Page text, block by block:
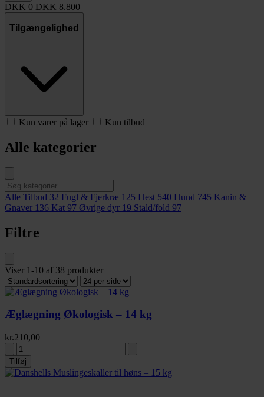
DKK 0 DKK 8.800
Tilgængelighed
Kun varer på lager Kun tilbud
Alle kategorier
Alle Tilbud 32 Fugl & Fjerkræ 125 Hest 540 Hund 745 Kanin &
Gnaver 136 Kat 97 Øvrige dyr 19 Stald/fold 97
Filtre
Viser 1-10 af 38 produkter
Æglægning Økologisk – 14 kg
kr.210,00
Tilføj